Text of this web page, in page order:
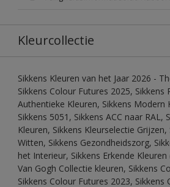
Kleurcollectie
Sikkens Kleuren van het Jaar 2026 -
Sikkens Colour Futures 2025, Sikkens
Authentieke Kleuren, Sikkens Modern
Sikkens 5051, Sikkens ACC naar RAL,
Kleuren, Sikkens Kleurselectie
Witten, Sikkens Gezondheidszorg,
het Interieur, Sikkens Erkende Kleuren
Van Gogh Collectie kleuren, Sikkens
Sikkens Colour Futures 2023, Sikkens